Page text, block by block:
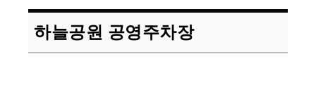
하늘공원 공영주차장